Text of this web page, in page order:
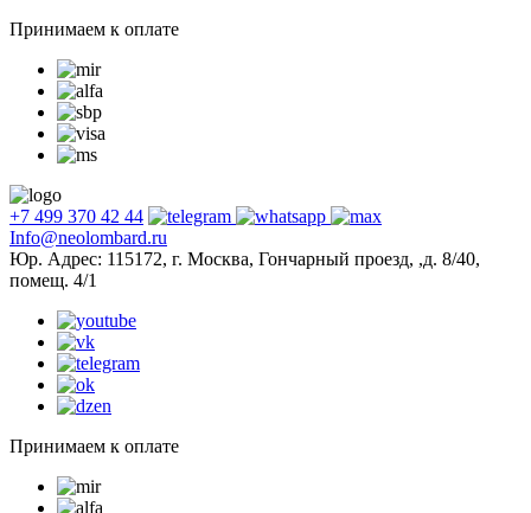
Принимаем к оплате
+7 499 370 42 44
Info@neolombard.ru
Юр. Адрес: 115172, г. Москва, Гончарный проезд, ,д. 8/40,
помещ. 4/1
Принимаем к оплате